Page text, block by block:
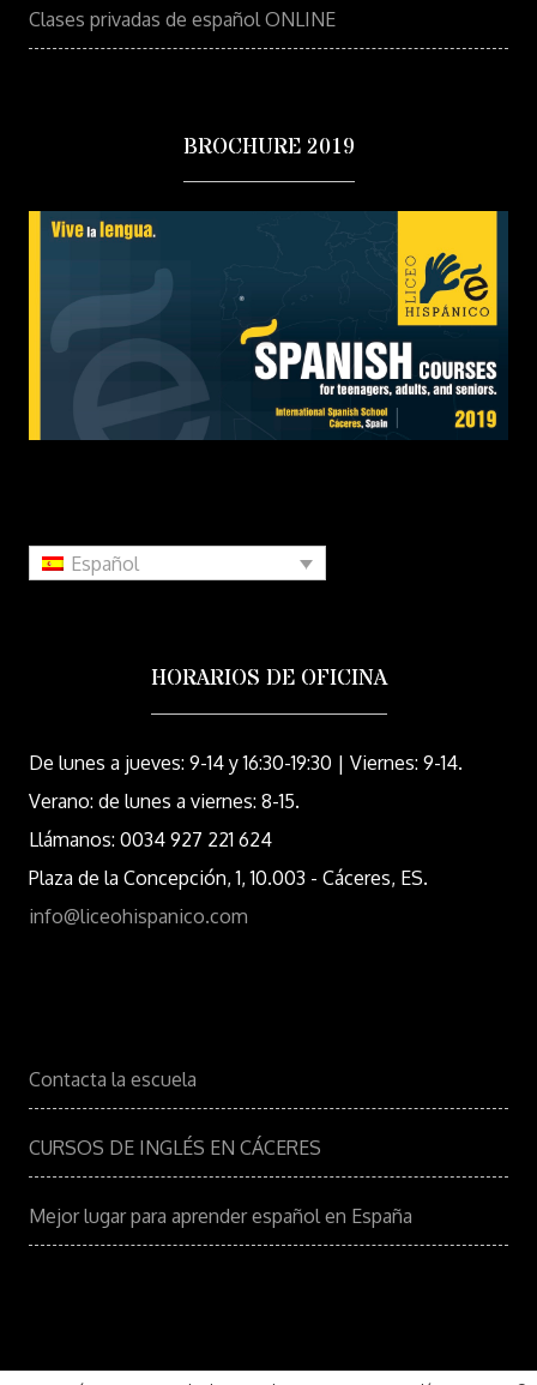
Clases privadas de español ONLINE
BROCHURE 2019
Español
HORARIOS DE OFICINA
De lunes a jueves: 9-14 y 16:30-19:30 | Viernes: 9-14.
Verano: de lunes a viernes: 8-15.
Llámanos: 0034 927 221 624
Plaza de la Concepción, 1, 10.003 - Cáceres, ES.
info@liceohispanico.com
Contacta la escuela
CURSOS DE INGLÉS EN CÁCERES
Mejor lugar para aprender español en España